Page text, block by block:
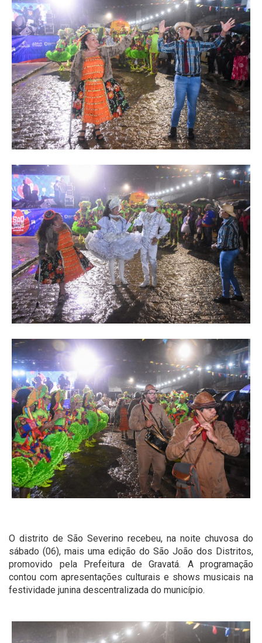
O distrito de São Severino recebeu, na noite chuvosa do
sábado (06), mais uma edição do São João dos Distritos,
promovido pela Prefeitura de Gravatá. A programação
contou com apresentações culturais e shows musicais na
festividade junina descentralizada do município.